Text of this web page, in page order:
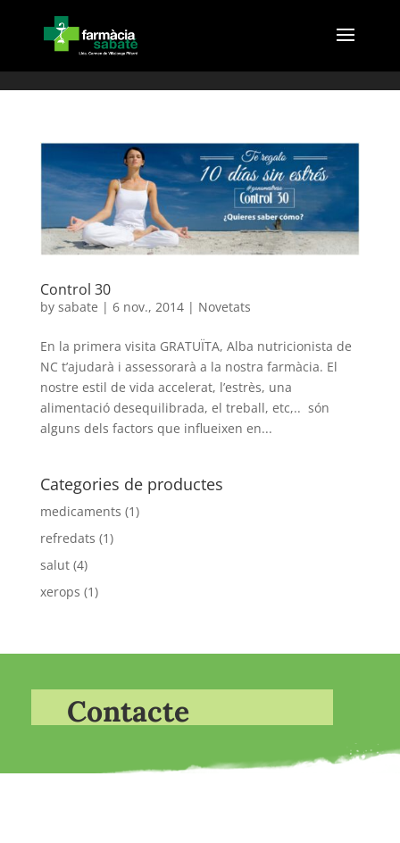
Control 30
by sabate | 6 nov., 2014| Novetats
En la primera visita GRATUÏTA, Alba nutricionista de
NC t’ajudarà i assessorarà a la nostra farmàcia. El
nostre estil de vida accelerat, l’estrès, una
alimentació desequilibrada, el treball, etc,.. són
alguns dels factors que influeixen en...
Categories de productes
medicaments (1)
refredats (1)
salut (4)
xerops (1)
Contacte